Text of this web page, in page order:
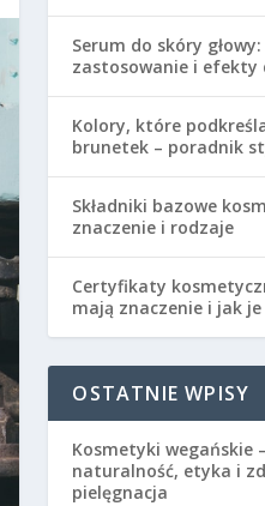
Serum do skóry głowy:
zastosowanie i efekty
Kolory, które
brunetek – poradnik
Składniki bazowe
znaczenie i rodzaje
Certyfikaty
mają znaczenie i jak
OSTATNIE WPISY
Kosmetyki wegańskie –
naturalność, etyka i
pielęgnacja